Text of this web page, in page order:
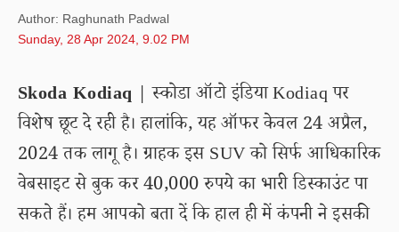
Author: Raghunath Padwal
Sunday, 28 Apr 2024, 9.02 PM
Skoda Kodiaq | स्कोडा ऑटो इंडिया Kodiaq पर
विशेष छूट दे रही है। हालांकि, यह ऑफर केवल 24 अप्रैल,
2024 तक लागू है। ग्राहक इस SUV को सिर्फ आधिकारिक
वेबसाइट से बुक कर 40,000 रुपये का भारी डिस्काउंट पा
सकते हैं। हम आपको बता दें कि हाल ही में कंपनी ने इसकी